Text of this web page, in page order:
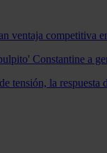
ventaja competitiva
Constantine a
tensión, la respuesta